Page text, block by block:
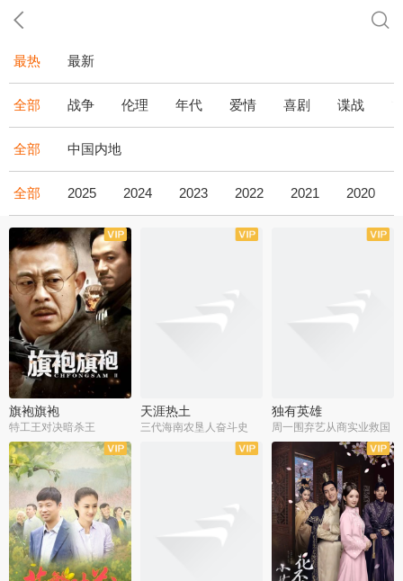
最热 最新
全部 战争 伦理 年代 爱情 喜剧 谍战
全部 中国内地
全部 2025 2024 2023 2022 2021 2020
全43集
旗袍旗袍
特工王对决暗杀王
天涯热土
三代海南农垦人奋斗史
独有英雄
周一围弃艺从商实业救国
全34集
全51集